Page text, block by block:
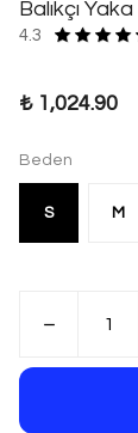
Balıkçı
4.3
₺ 1,024.90
Beden
S M